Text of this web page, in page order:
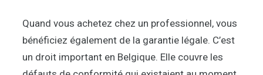
Quand vous achetez chez un professionnel, vous
bénéficiez également de la garantie légale. C’est
un droit important en Belgique. Elle couvre les